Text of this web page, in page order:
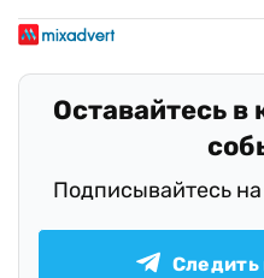
Оставайтесь в
Подписывайтесь
Следить